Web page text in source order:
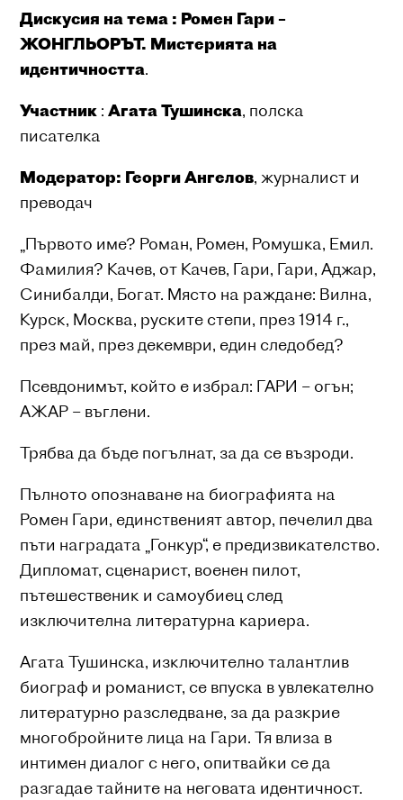
Дискусия на тема : Ромен Гари –
ЖОНГЛЬОРЪТ. Мистерията на
идентичността.
Участник :Агата Тушинска, полска
писателка
Модератор: Георги Ангелов, журналист и
преводач
„Първото име? Роман, Ромен, Ромушка, Емил.
Фамилия? Качев, от Качев, Гари, Гари, Аджар,
Синибалди, Богат. Място на раждане: Вилна,
Курск, Москва, руските степи, през 1914 г.,
през май, през декември, един следобед?
Псевдонимът, който е избрал: ГАРИ – огън;
АЖАР – въглени.
Трябва да бъде погълнат, за да се възроди.
Пълното опознаване на биографията на
Ромен Гари, единственият автор, печелил два
пъти наградата „Гонкур“, е предизвикателство.
Дипломат, сценарист, военен пилот,
пътешественик и самоубиец след
изключителна литературна кариера.
Агата Тушинска, изключително талантлив
биограф и романист, се впуска в увлекателно
литературно разследване, за да разкрие
многобройните лица на Гари. Тя влиза в
интимен диалог с него, опитвайки се да
разгадае тайните на неговата идентичност.